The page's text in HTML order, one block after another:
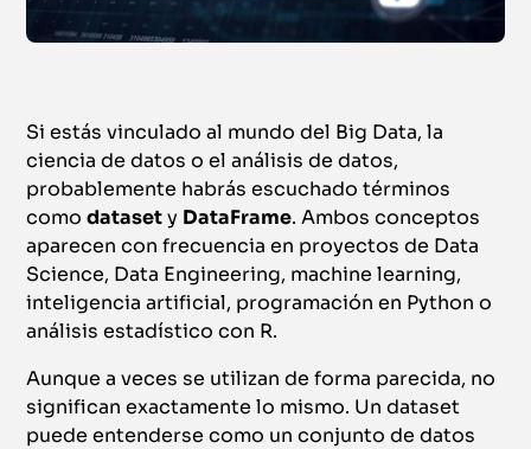
Si estás vinculado al mundo del Big Data, la
ciencia de datos o el análisis de datos,
probablemente habrás escuchado términos
comodatasety DataFrame. Ambos conceptos
aparecen con frecuencia en proyectos de Data
Science, Data Engineering, machine learning,
inteligencia artificial, programación en Python o
análisis estadístico con R.
Aunque a veces se utilizan de forma parecida, no
significan exactamente lo mismo. Un dataset
puede entenderse como un conjunto de datos